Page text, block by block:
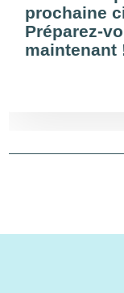
prochaine
Préparez-
maintenant